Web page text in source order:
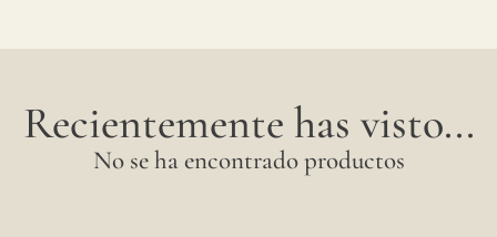
Recientemente has visto...
No se ha encontrado productos